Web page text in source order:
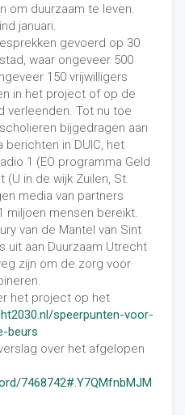
om duurzaam te leven.
januari.
gevoerd op 30
waar ongeveer 500
150 vrijwilligers
in het project of op de
verleenden. Tot nu toe
bijgedragen aan
berichten in DUIC, het
1 (EO programma Geld
in de wijk Zuilen, St.
media van partners
miljoen mensen bereikt.
van de Mantel van Sint
uit aan Duurzaam Utrecht
zijn om de zorg voor
het project op het
speerpunten-voor-
beurs
over het afgelopen
7468742#.Y7QMfnbMJM